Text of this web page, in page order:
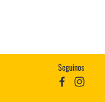
Seguinos